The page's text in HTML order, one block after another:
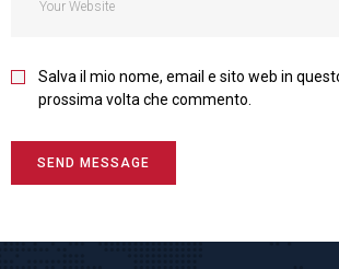
Salva il mio nome, email e sito web in
prossima volta che commento.